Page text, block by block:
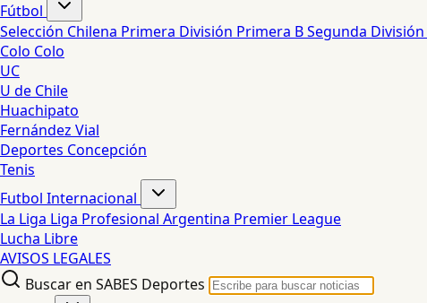
Fútbol
Selección Chilena Primera División Primera BSegunda División
Colo Colo
UC
U de Chile
Huachipato
Fernández Vial
Deportes Concepción
Tenis
Futbol Internacional
La Liga Liga Profesional Argentina Premier League
Lucha Libre
AVISOS LEGALES
Buscar en SABES Deportes